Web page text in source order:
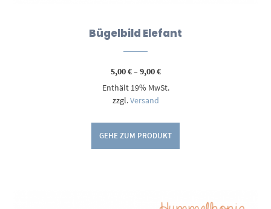
Bügelbild Elefant
5,00€–9,00€Preisspanne:
bis
Enthält 19% MwSt.
zzgl.Versand
GEHE ZUM PRODUKT